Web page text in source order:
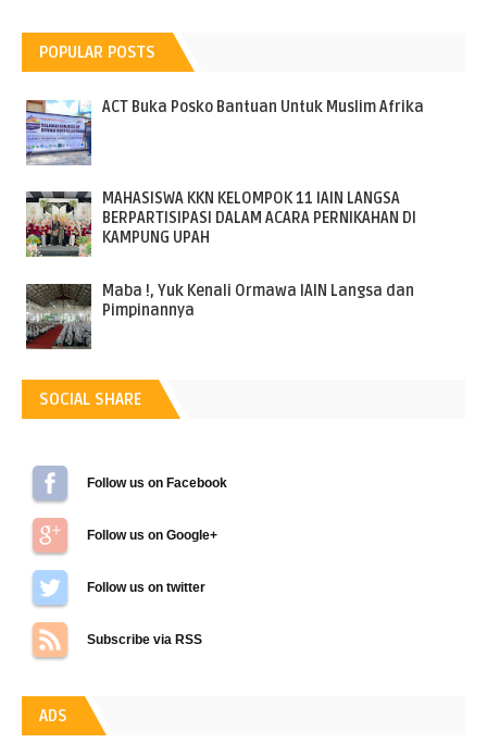
POPULAR POSTS
ACT Buka Posko Bantuan Untuk Muslim Afrika
MAHASISWA KKN KELOMPOK 11 IAIN LANGSA
BERPARTISIPASI DALAM ACARA PERNIKAHAN DI
KAMPUNG UPAH
Maba !, Yuk Kenali Ormawa IAIN Langsa dan
Pimpinannya
SOCIAL SHARE
Follow us on Facebook
Follow us on Google+
Follow us on Twitter
Subscribe via RSS
ADS